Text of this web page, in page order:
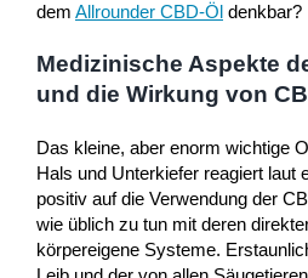
dem Allrounder CBD-Öldenkbar?
Medizinische Aspekte
und die Wirkung von
Das kleine, aber enorm wichtige
Hals und Unterkiefer reagiert laut
positiv auf die Verwendung der
wie üblich zu tun mit deren
körpereigene Systeme.